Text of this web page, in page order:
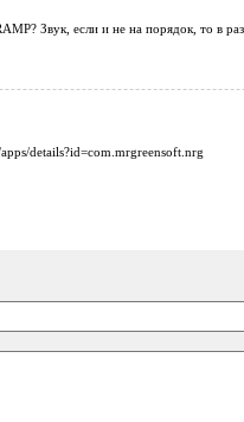
Звук, если и не на порядок, то в
details?id=com.mrgreensoft.nrg